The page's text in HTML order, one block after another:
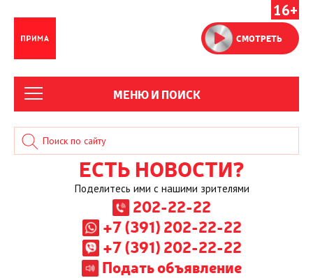
16+
СМОТРЕТЬ
МЕНЮ И ПОИСК
ЕСТЬ НОВОСТИ?
Поделитесь ими с нашими зрителями
202-22-22
+7 (391) 202-22-22
+7 (391) 202-22-22
Подать объявление